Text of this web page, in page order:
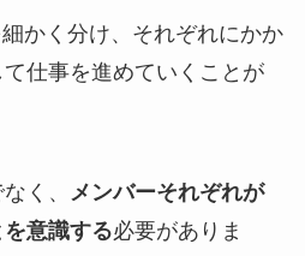
かく分け、それぞれにかか
仕事を進めていくことが
く、 メンバーそれぞれが
意識する必要がありま